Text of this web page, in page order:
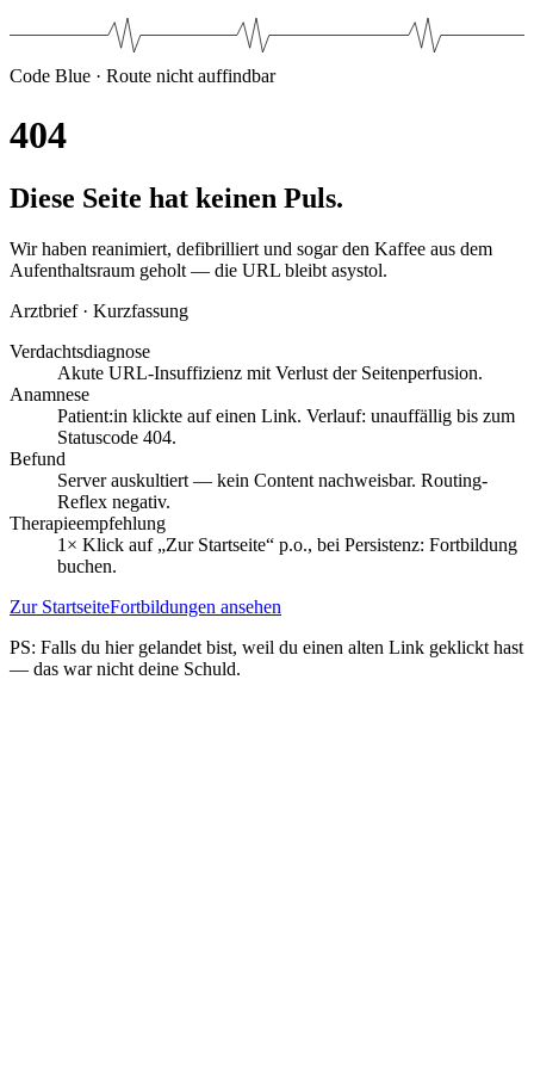
Code Blue · Route nicht auffindbar
404
Diese Seite hat keinen Puls.
Wir haben reanimiert, defibrilliert und sogar den Kaffee aus dem
Aufenthaltsraum geholt — die URL bleibt asystol.
Arztbrief · Kurzfassung
Verdachtsdiagnose
Akute URL-Insuffizienz mit Verlust der Seitenperfusion.
Anamnese
Patient:in klickte auf einen Link. Verlauf: unauffällig bis zum
Statuscode 404.
Befund
Server auskultiert — kein Content nachweisbar. Routing-
Reflex negativ.
Therapieempfehlung
1× Klick auf „Zur Startseite“ p.o., bei Persistenz: Fortbildung
buchen.
Zur StartseiteFortbildungen ansehen
PS: Falls du hier gelandet bist, weil du einen alten Link geklickt hast
— das war nicht deine Schuld.